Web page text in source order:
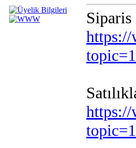
Siparis
https://
https://